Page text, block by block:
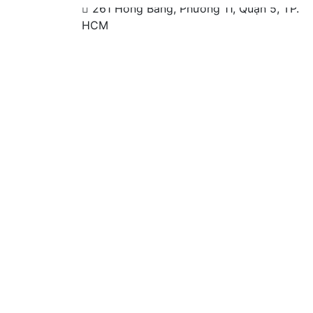
261 Hồng Bàng, Phường 11, Quận 5, TP.
HCM